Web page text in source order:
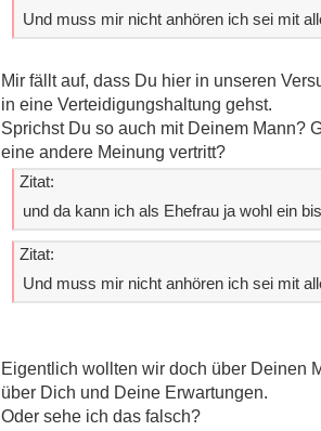
Und muss mir nicht anhören ich sei mit
Mir fällt auf, dass Du hier in unseren
in eine Verteidigungshaltung gehst.
Sprichst Du so auch mit Deinem Mann?
eine andere Meinung vertritt?
Zitat:
und da kann ich als Ehefrau ja wohl ein
Zitat:
Und muss mir nicht anhören ich sei mit
Eigentlich wollten wir doch über Deinen
über Dich und Deine Erwartungen.
Oder sehe ich das falsch?